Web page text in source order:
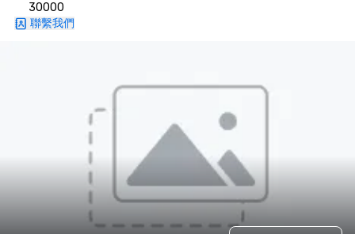
30000
聯繫我們